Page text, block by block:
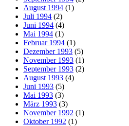
August 1994 (1)
Juli 1994 (2)
Juni 1994 (4)
Mai 1994 (1)
Februar 1994 (1)
Dezember 1993 (5)
November 1993 (1)
September 1993 (2)
August 1993 (4)
Juni 1993 (5)
Mai 1993 (3)
März 1993 (3)
November 1992 (1)
Oktober 1992 (1)